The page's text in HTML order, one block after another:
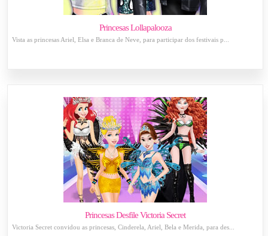
Princesas Lollapalooza
Vista as princesas Ariel, Elsa e Branca de Neve, para participar dos festivais p...
Princesas Desfile Victoria Secret
Victoria Secret convidou as princesas, Cinderela, Ariel, Bela e Merida, para des...